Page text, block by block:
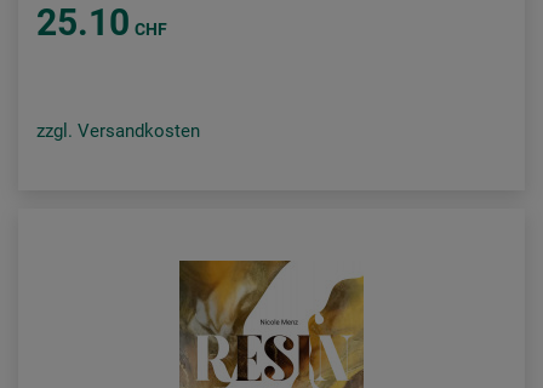
25.10 CHF
zzgl. Versandkosten